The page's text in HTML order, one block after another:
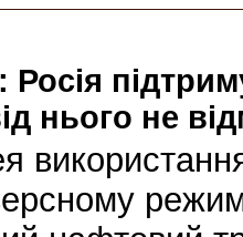
Росія
нього не